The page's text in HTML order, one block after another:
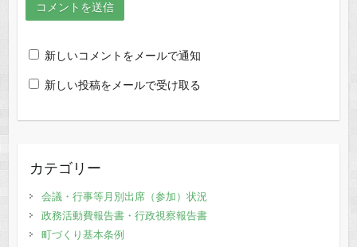
新しいコメントをメールで通知
新しい投稿をメールで受け取る
カテゴリー
会議・行事等月別出席（参加）状況
政務活動費報告書・行政視察報告書
町づくり基本条例